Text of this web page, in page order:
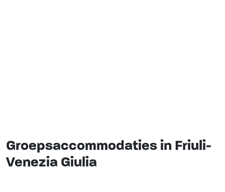
Groepsaccommodaties in Friuli-
Venezia Giulia